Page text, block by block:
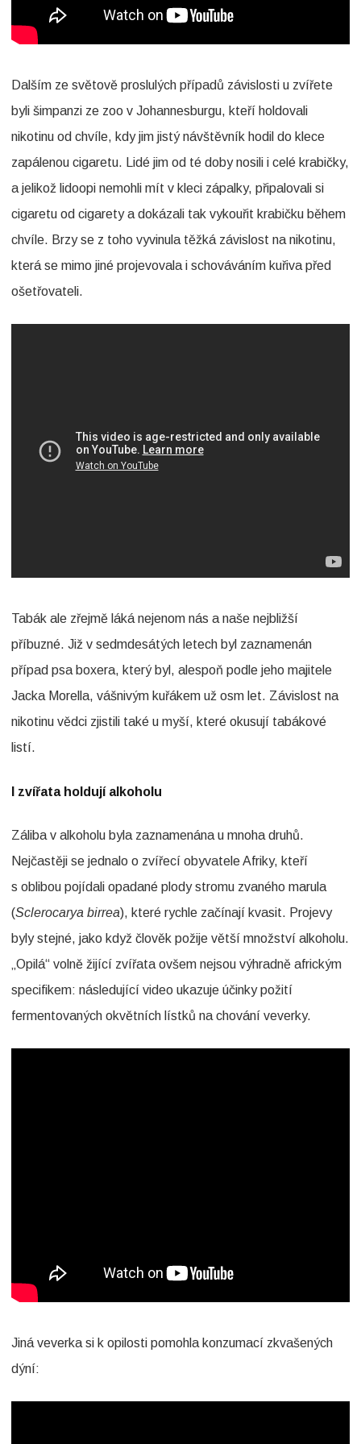
.
d
í
l
Dalším ze světově proslulých případů závislosti u zvířete
byli šimpanzi ze zoo v Johannesburgu, kteří holdovali
nikotinu od chvíle, kdy jim jistý návštěvník hodil do klece
zapálenou cigaretu. Lidé jim od té doby nosili i celé krabičky,
a jelikož lidoopi nemohli mít v kleci zápalky, připalovali si
cigaretu od cigarety a dokázali tak vykouřit krabičku během
chvíle. Brzy se z toho vyvinula těžká závislost na nikotinu,
která se mimo jiné projevovala i schováváním kuřiva před
ošetřovateli.
Tabák ale zřejmě láká nejenom nás a naše nejbližší
příbuzné. Již v sedmdesátých letech byl zaznamenán
případ psa boxera, který byl, alespoň podle jeho majitele
Jacka Morella, vášnivým kuřákem už osm let. Závislost na
nikotinu vědci zjistili také u myší, které okusují tabákové
listí.
I zvířata holdují alkoholu
Záliba v alkoholu byla zaznamenána u mnoha druhů.
Nejčastěji se jednalo o zvířecí obyvatele Afriky, kteří
s oblibou pojídali opadané plody stromu zvaného marula
(Sclerocarya birrea), které rychle začínají kvasit. Projevy
byly stejné, jako když člověk požije větší množství alkoholu.
„Opilá“ volně žijící zvířata ovšem nejsou výhradně africkým
specifikem: následující video ukazuje účinky požití
fermentovaných okvětních lístků na chování veverky.
Jiná veverka si k opilosti pomohla konzumací zkvašených
dýní: